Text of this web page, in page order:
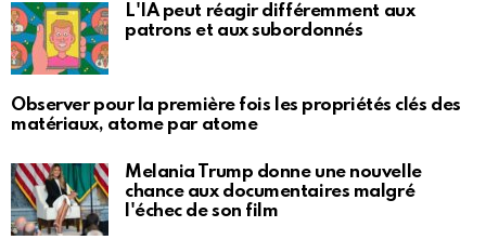
L'IA peut réagir différemment aux
patrons et aux subordonnés
Observer pour la première fois les propriétés clés des
matériaux, atome par atome
Melania Trump donne une nouvelle
chance aux documentaires malgré
l'échec de son film